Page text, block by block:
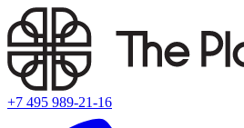
+7 495 989-21-16